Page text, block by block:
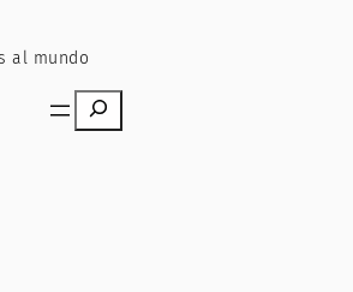
al mundo
Search